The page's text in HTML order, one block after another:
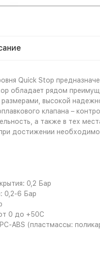
Quick Stop
обладает рядом
высокой
клапана –
а также в тех
достижении
0,2 Бар
0,2-6 Бар
0 до +50С
ABS (пластмассы: